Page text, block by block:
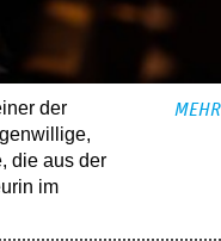
der
die aus der
im
MEHR